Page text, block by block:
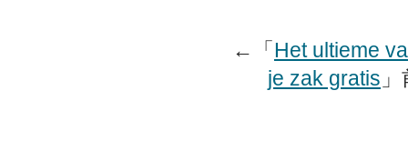
←「Het ultieme
je zak gratis